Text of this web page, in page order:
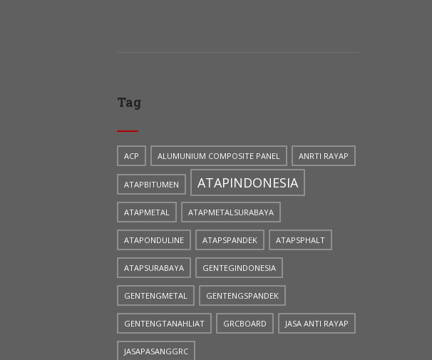
Tag
ACP ALUMUNIUM COMPOSITE PANEL ANRTI RAYAP
ATAPBITUMEN ATAPINDONESIA
ATAPMETAL ATAPMETALSURABAYA
ATAPONDULINE ATAPSPANDEK ATAPSPHALT
ATAPSURABAYA GENTEGINDONESIA
GENTENGMETAL GENTENGSPANDEK
GENTENGTANAHLIAT GRCBOARD JASA ANTI RAYAP
JASAPASANGGRC